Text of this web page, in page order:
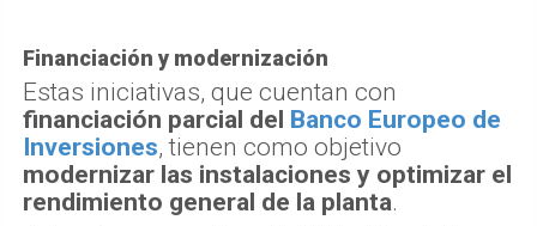
Financiación y modernización
Estas iniciativas, que cuentan con
financiación parcial del Banco Europeo de
Inversiones, tienen como objetivo
modernizar las instalaciones y optimizar el
rendimiento general de la planta.